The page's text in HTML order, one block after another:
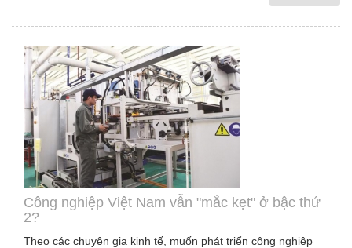
Công nghiệp Việt Nam vẫn "mắc kẹt" ở bậc thứ
2?
Theo các chuyên gia kinh tế, muốn phát triển công nghiệp